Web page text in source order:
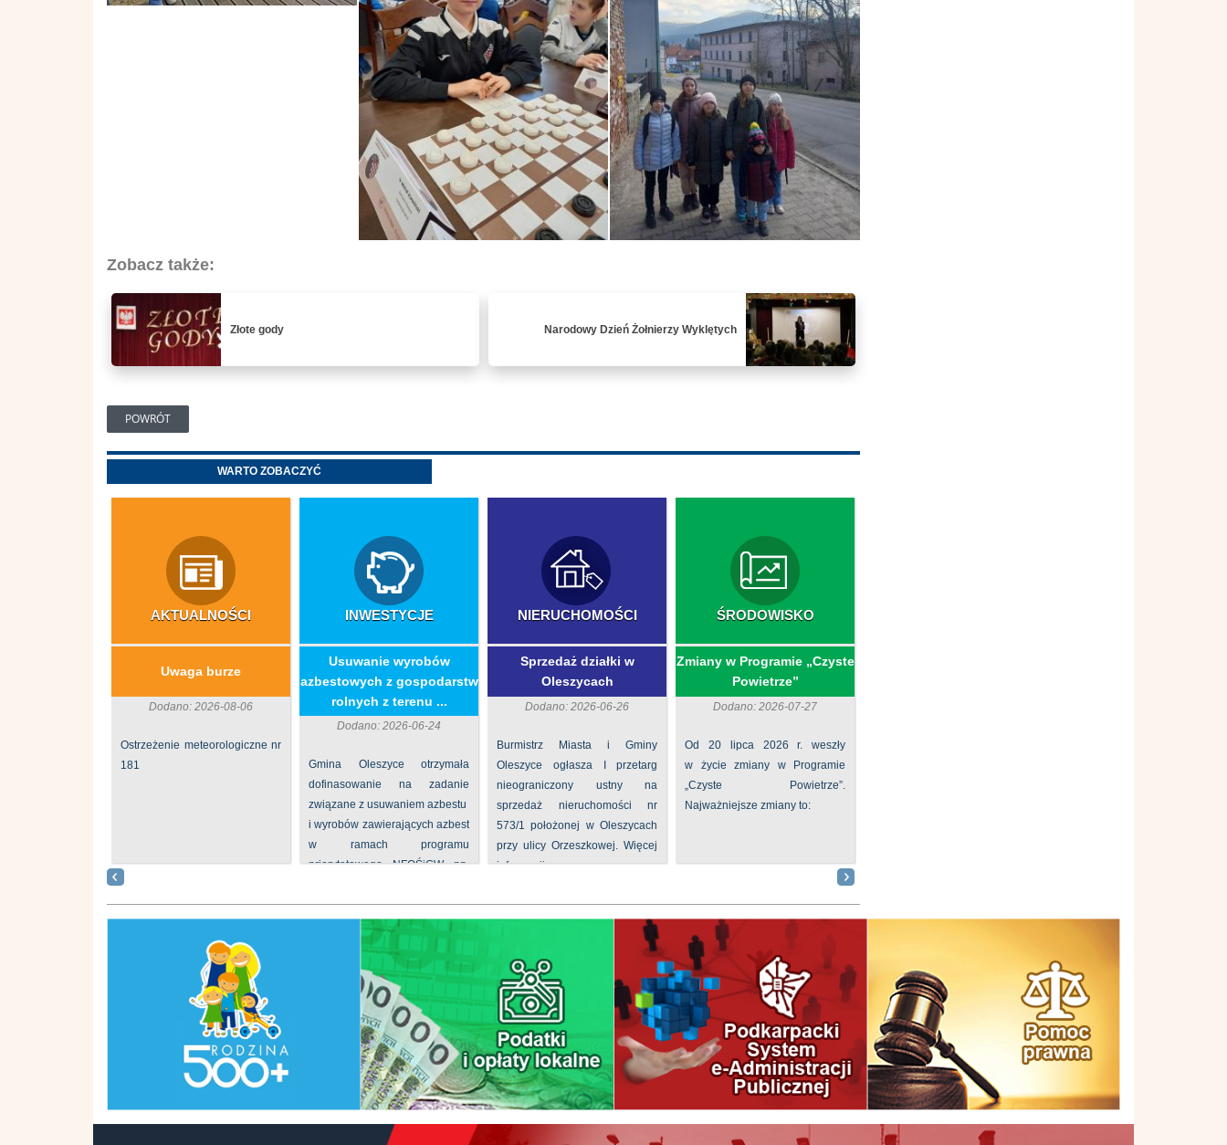
Zobacz także:
Złote gody Narodowy Dzień Żołnierzy Wyklętych
POWRÓT
WARTO ZOBACZYĆ
AKTUALNOŚCI
Uwaga burze
Dodano: 2026-08-06
Ostrzeżenie meteorologiczne nr
181
INWESTYCJE
​Usuwanie wyrobów
azbestowych z gospodarstw
rolnych z terenu ...
Dodano: 2026-06-24
Gmina Oleszyce otrzymała
dofinasowanie na zadanie
związane z usuwaniem azbestu
i wyrobów zawierających azbest
w ramach programu
priorytetowego NFOŚiGW pn.
NIERUCHOMOŚCI
Sprzedaż działki w
Oleszycach
Dodano: 2026-06-26
Burmistrz Miasta i Gminy
Oleszyce ogłasza I przetarg
nieograniczony ustny na
sprzedaż nieruchomości nr
573/1 położonej w Oleszycach
przy ulicy Orzeszkowej. Więcej
informacji ...
ŚRODOWISKO
Zmiany w Programie „Czyste
Powietrze”
Dodano: 2026-07-27
Od 20 lipca 2026 r. weszły
w życie zmiany w Programie
„Czyste Powietrze”.
Najważniejsze zmiany to: